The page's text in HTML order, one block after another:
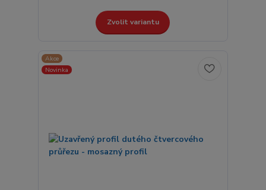
Zvolit variantu
Akce
Novinka